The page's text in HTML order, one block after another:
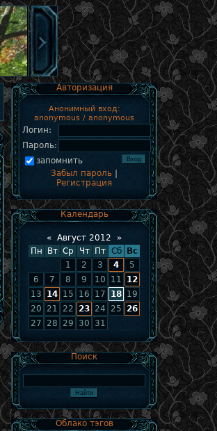
Авторизация
Анонимный вход:
anonymous / anonymous
Логин:
Пароль:
запомнить
Забыл пароль
Регистрация
Календарь
« Август 2012
»
Пн
Вт Ср Чт Пт Сб
Вс
1
2 3 4
5
6
7 8 9 10 11
12
13
14 15 16 17 18 19
20
21 22 23 24 25
26
27
28 29 30 31
Поиск
Облако тэгов